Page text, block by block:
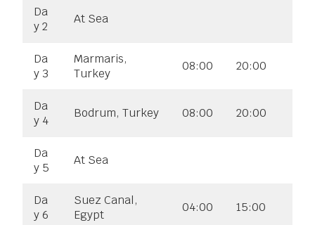
Da
y 2
At Sea
Da
y 3
Marmaris,
Turkey
08:00 20:00
Da
y 4
Bodrum, Turkey 08:00 20:00
Da
y 5
At Sea
Da
y 6
Suez Canal,
Egypt
04:00 15:00